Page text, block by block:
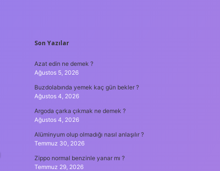
SIDEBAR
Son Yazılar
Azat edin ne demek ?
Ağustos 5, 2026
Buzdolabında yemek kaç gün bekler ?
Ağustos 4, 2026
Argoda çarka çıkmak ne demek ?
Ağustos 4, 2026
Alüminyum olup olmadığı nasıl anlaşılır ?
Temmuz 30, 2026
Zippo normal benzinle yanar mı ?
Temmuz 29, 2026